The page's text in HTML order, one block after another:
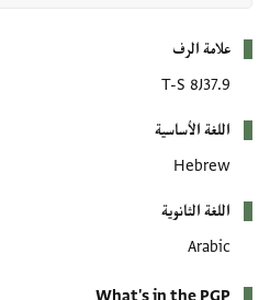
علامة الرف
T-S 8J37.9
اللغة الأساسية
Hebrew
اللغة الثانوية
Arabic